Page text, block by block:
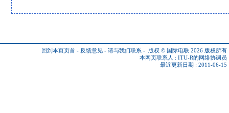
回到本页页首 - 反馈意见 - 请与我们联系 - 版权 © 国际电联 2026 版权所有
本网页联系人 : ITU-R的网络协调员
最近更新日期 : 2011-06-15